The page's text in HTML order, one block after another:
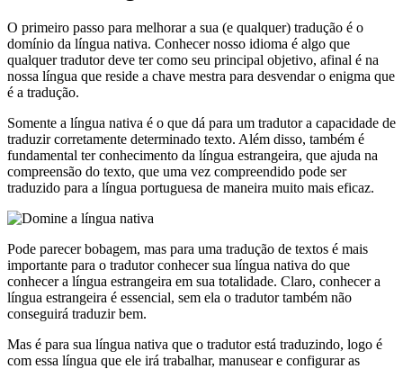
O primeiro passo para melhorar a sua (e qualquer) tradução é o
domínio da língua nativa. Conhecer nosso idioma é algo que
qualquer tradutor deve ter como seu principal objetivo, afinal é na
nossa língua que reside a chave mestra para desvendar o enigma que
é a tradução.
Somente a língua nativa é o que dá para um tradutor a capacidade de
traduzir corretamente determinado texto. Além disso, também é
fundamental ter conhecimento da língua estrangeira, que ajuda na
compreensão do texto, que uma vez compreendido pode ser
traduzido para a língua portuguesa de maneira muito mais eficaz.
Pode parecer bobagem, mas para uma tradução de textos é mais
importante para o tradutor conhecer sua língua nativa do que
conhecer a língua estrangeira em sua totalidade. Claro, conhecer a
língua estrangeira é essencial, sem ela o tradutor também não
conseguirá traduzir bem.
Mas é para sua língua nativa que o tradutor está traduzindo, logo é
com essa língua que ele irá trabalhar, manusear e configurar as